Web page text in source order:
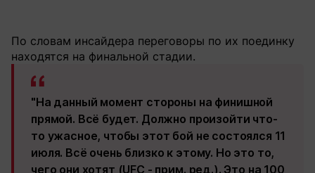
По словам инсайдера переговоры по их поединку
находятся на финальной стадии.
"На данный момент стороны на финишной
прямой. Всё будет. Должно произойти что-
то ужасное, чтобы этот бой не состоялся 11
июля. Всё очень близко к этому. Но это то,
чего они хотят (UFC - прим. ред.). Это на 100